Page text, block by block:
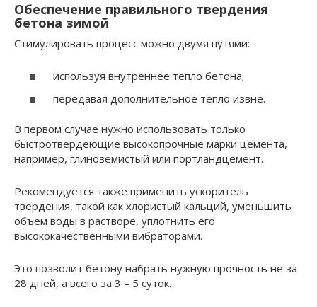
Обеспечение правильного твердения
бетона зимой
Стимулировать процесс можно двумя путями:
используя внутреннее тепло бетона;
передавая дополнительное тепло извне.
В первом случае нужно использовать только
быстротвердеющие высокопрочные марки цемента,
например, глиноземистый или портландцемент.
Рекомендуется также применить ускоритель
твердения, такой как хлористый кальций, уменьшить
объем воды в растворе, уплотнить его
высококачественными вибраторами.
Это позволит бетону набрать нужную прочность не за
28 дней, а всего за 3 – 5 суток.